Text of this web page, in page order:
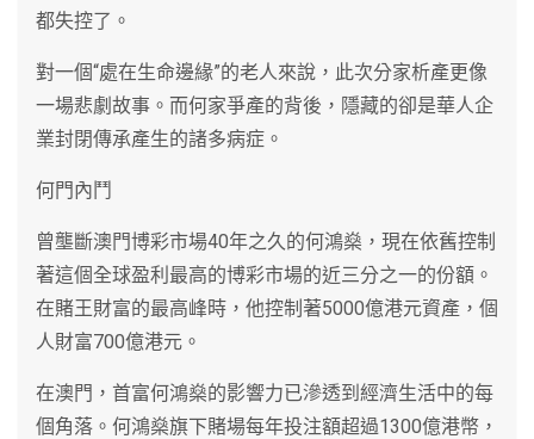
都失控了。
對一個“處在生命邊緣”的老人來說，此次分家析產更像
一場悲劇故事。而何家爭產的背後，隱藏的卻是華人企
業封閉傳承產生的諸多病症。
何門內鬥
曾壟斷澳門博彩市場40年之久的何鴻燊，現在依舊控制
著這個全球盈利最高的博彩市場的近三分之一的份額。
在賭王財富的最高峰時，他控制著5000億港元資產，個
人財富700億港元。
在澳門，首富何鴻燊的影響力已滲透到經濟生活中的每
個角落。何鴻燊旗下賭場每年投注額超過1300億港幣，